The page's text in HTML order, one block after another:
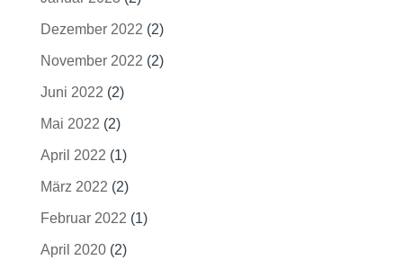
Dezember 2022 (2)
November 2022 (2)
Juni 2022 (2)
Mai 2022 (2)
April 2022 (1)
März 2022 (2)
Februar 2022 (1)
April 2020(2)